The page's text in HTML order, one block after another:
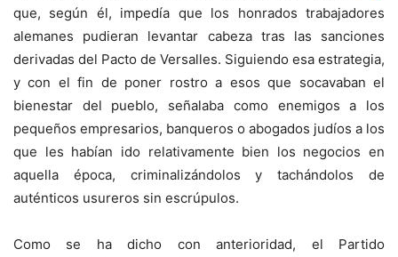
que, según él, impedía que los honrados trabajadores
alemanes pudieran levantar cabeza tras las sanciones
derivadas del Pacto de Versalles. Siguiendo esa estrategia,
y con el fin de poner rostro a esos que socavaban el
bienestar del pueblo, señalaba como enemigos a los
pequeños empresarios, banqueros o abogados judíos a los
que les habían ido relativamente bien los negocios en
aquella época, criminalizándolos y tachándolos de
auténticos usureros sin escrúpulos.
Como se ha dicho con anterioridad, el Partido